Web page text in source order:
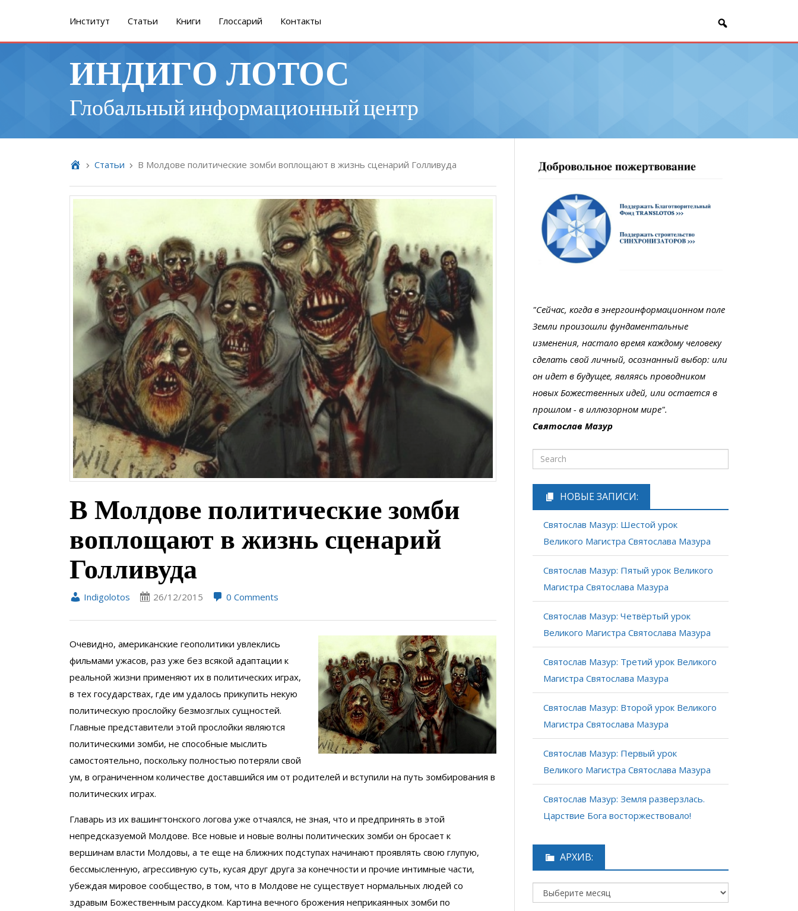
Институт Cтатьи Книги Глоссарий Контакты
ИНДИГО ЛОТОС
Глобальный информационный центр
Cтатьи В Молдове политические зомби воплощают в жизнь сценарий Голливуда
В Молдове политические зомби
воплощают в жизнь сценарий
Голливуда
Indigolotos 26/12/2015 0 Comments
Очевидно, американские геополитики увлеклись
фильмами ужасов, раз уже без всякой адаптации к
реальной жизни применяют их в политических играх,
в тех государствах, где им удалось прикупить некую
политическую прослойку безмозглых сущностей.
Главные представители этой прослойки являются
политическими зомби, не способные мыслить
самостоятельно, поскольку полностью потеряли свой
ум, в ограниченном количестве доставшийся им от родителей и вступили на путь зомбирования в
политических играх.
Главарь из их вашингтонского логова уже отчаялся, не зная, что и предпринять в этой
непредсказуемой Молдове. Все новые и новые волны политических зомби он бросает к
вершинам власти Молдовы, а те еще на ближних подступах начинают проявлять свою глупую,
бессмысленную, агрессивную суть, кусая друг друга за конечности и прочие интимные части,
убеждая мировое сообщество, в том, что в Молдове не существует нормальных людей со
здравым Божественным рассудком. Картина вечного брожения неприкаянных зомби по
"Сейчас, когда в энергоинформационном поле
Земли произошли фундаментальные
изменения, настало время каждому человеку
сделать свой личный, осознанный выбор: или
он идет в будущее, являясь проводником
новых Божественных идей, или остается в
прошлом - в иллюзорном мире".
Святослав Мазур
НОВЫЕ ЗАПИСИ:
Святослав Мазур: Шестой урок
Великого Магистра Святослава Мазура
Святослав Мазур: Пятый урок Великого
Магистра Святослава Мазура
Святослав Мазур: Четвёртый урок
Великого Магистра Святослава Мазура
Святослав Мазур: Третий урок Великого
Магистра Святослава Мазура
Святослав Мазур: Второй урок Великого
Магистра Святослава Мазура
Святослав Мазур: Первый урок
Великого Магистра Святослава Мазура
Святослав Мазур: Земля разверзлась.
Царствие Бога восторжествовало!
АРХИВ: